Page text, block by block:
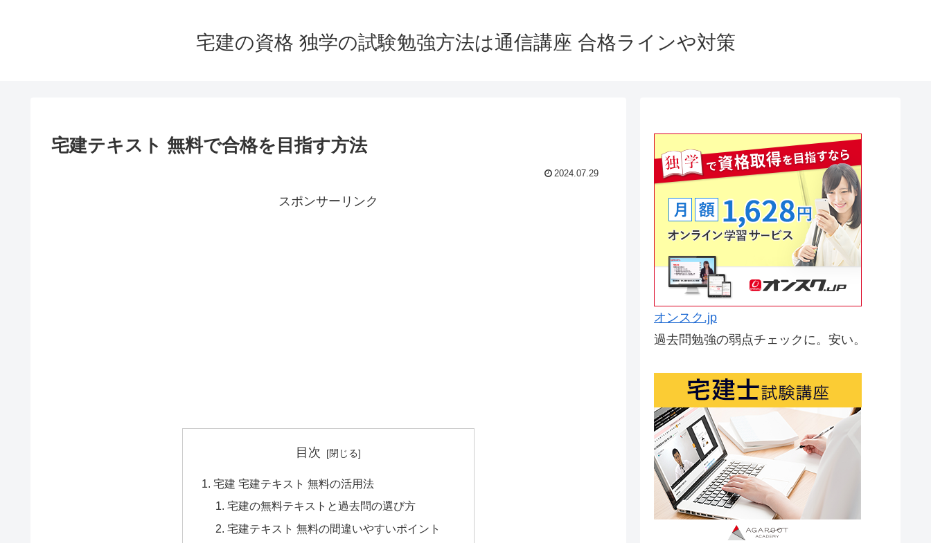
宅建の資格 独学の試験勉強方法は通信講座 合格ラインや対策
宅建テキスト 無料で合格を目指す方法
2024.07.29
スポンサーリンク
目次
宅建 宅建テキスト 無料の活用法
宅建の無料テキストと過去問の選び方
宅建テキスト 無料の間違いやすいポイント
オンスク.jp
過去問勉強の弱点チェックに。安い。